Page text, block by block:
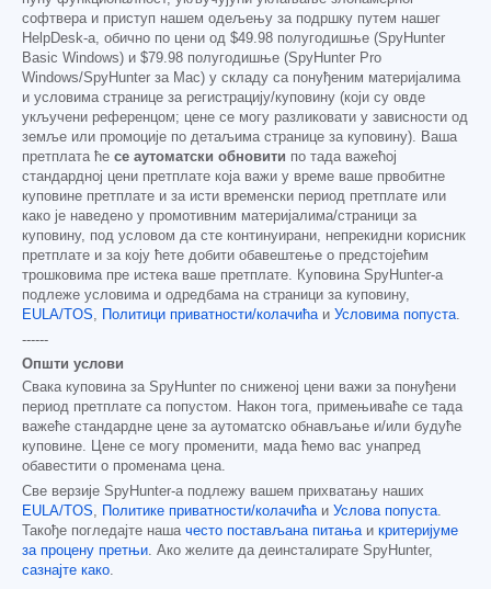
софтвера и приступ нашем одељењу за подршку путем нашег
HelpDesk-а, обично по цени од $49.98 полугодишње (SpyHunter
Basic Windows) и $79.98 полугодишње (SpyHunter Pro
Windows/SpyHunter за Mac) у складу са понуђеним материјалима
и условима странице за регистрацију/куповину (који су овде
укључени референцом; цене се могу разликовати у зависности од
земље или промоције по детаљима странице за куповину). Ваша
претплата ће се аутоматски обновити по тада важећој
стандардној цени претплате која важи у време ваше првобитне
куповине претплате и за исти временски период претплате или
како је наведено у промотивним материјалима/страници за
куповину, под условом да сте континуирани, непрекидни корисник
претплате и за коју ћете добити обавештење о предстојећим
трошковима пре истека ваше претплате. Куповина SpyHunter-а
подлеже условима и одредбама на страници за куповину,
EULA/TOS, Политици приватности/колачићаи Условима попуста.
------
Општи услови
Свака куповина за SpyHunter по сниженој цени важи за понуђени
период претплате са попустом. Након тога, примењиваће се тада
важеће стандардне цене за аутоматско обнављање и/или будуће
куповине. Цене се могу променити, мада ћемо вас унапред
обавестити о променама цена.
Све верзије SpyHunter-а подлежу вашем прихватању наших
EULA/TOS, Политике приватности/колачићаи Услова попуста.
Такође погледајте наша често постављана питањаи критеријуме
за процену претњи. Ако желите да деинсталирате SpyHunter,
сазнајте како.